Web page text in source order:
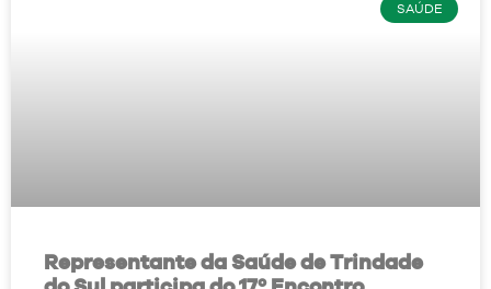
SAÚDE
Representante da Saúde de Trindade